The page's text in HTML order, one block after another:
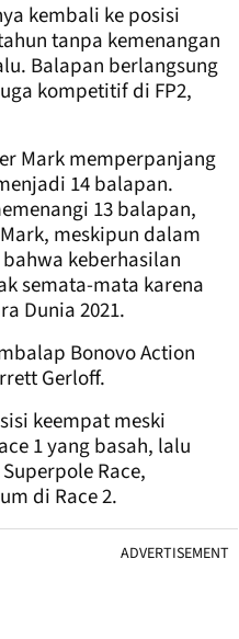
kembali ke posisi
tanpa kemenangan
Balapan berlangsung
kompetitif di FP2,
Mark memperpanjang
14 balapan.
13 balapan,
meskipun dalam
keberhasilan
semata-mata karena
Dunia 2021.
Bonovo Action
Gerloff.
keempat meski
1 yang basah, lalu
Race,
di Race 2.
ADVERTISEMENT